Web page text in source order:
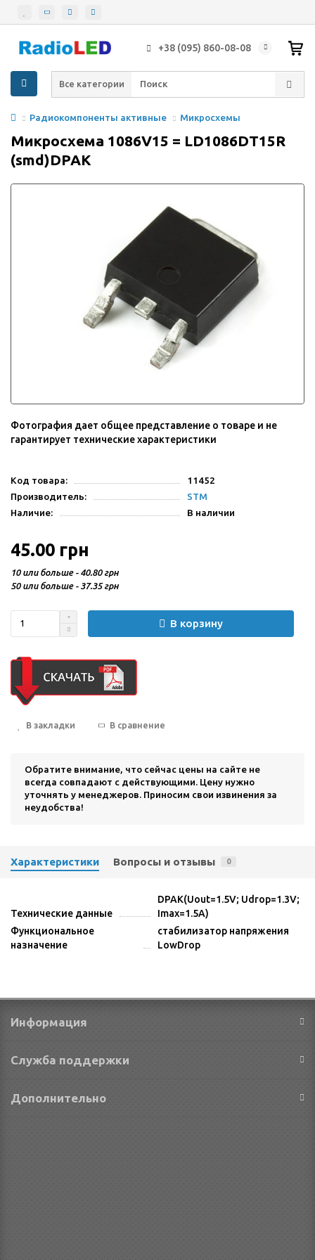
+38 (095) 860-08-08
Все категории
Радиокомпоненты активные Микросхемы
Микросхема 1086V15 = LD1086DT15R
(smd)DPAK
Фотография дает общее представление о товаре и не
гарантирует технические характеристики
Код товара:
11452
Производитель:
STM
Наличие:
В наличии
45.00 грн
10 или больше - 40.80 грн
50 или больше - 37.35 грн
В корзину
В закладки В сравнение
Обратите внимание, что сейчас цены на сайте не
всегда совпадают с действующими. Цену нужно
уточнять у менеджеров. Приносим свои извинения за
неудобства!
Характеристики Вопросы и отзывы 0
Технические данные
DPAK(Uout=1.5V; Udrop=1.3V;
Imax=1.5A)
Функциональное
назначение
стабилизатор напряжения
LowDrop
Информация
Служба поддержки
Дополнительно